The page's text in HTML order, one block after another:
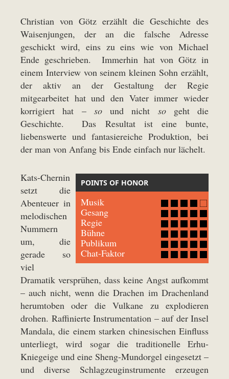
Christian von Götz erzählt die Geschichte des
Waisenjungen, der an die falsche Adresse
geschickt wird, eins zu eins wie von Michael
Ende geschrieben. Immerhin hat von Götz in
einem Interview von seinem kleinen Sohn erzählt,
der aktiv an der Gestaltung der Regie
mitgearbeitet hat und den Vater immer wieder
korrigiert hat – sound nicht sogeht die
Geschichte. Das Resultat ist eine bunte,
liebenswerte und fantasiereiche Produktion, bei
der man von Anfang bis Ende einfach nur lächelt.
POINTS OF HONOR
Musik
Gesang
Regie
Bühne
Publikum
Chat-Faktor
Kats-Chernin
setzt die
Abenteuer in
melodischen
Nummern
um, die
gerade so
viel
Dramatik versprühen, dass keine Angst aufkommt
– auch nicht, wenn die Drachen im Drachenland
herumtoben oder die Vulkane zu explodieren
drohen. Raffinierte Instrumentation – auf der Insel
Mandala, die einem starken chinesischen Einfluss
unterliegt, wird sogar die traditionelle Erhu-
Kniegeige und eine Sheng-Mundorgel eingesetzt –
und diverse Schlagzeuginstrumente erzeugen